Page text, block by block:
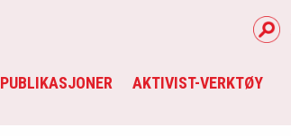
PUBLIKASJONER AKTIVIST-VERKTØY